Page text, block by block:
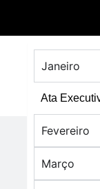
Janeiro
Ata
Fevereiro
Março